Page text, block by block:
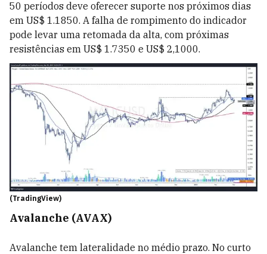
50 períodos deve oferecer suporte nos próximos dias
em US$ 1.1850. A falha de rompimento do indicador
pode levar uma retomada da alta, com próximas
resistências em US$ 1.7350 e US$ 2,1000.
(TradingView)
Avalanche (AVAX)
Avalanche tem lateralidade no médio prazo. No curto